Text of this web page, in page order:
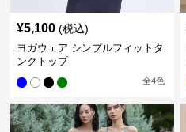
¥5,100 (税込)
ヨガウェア シンプルフィットタ
ンクトップ
全4色